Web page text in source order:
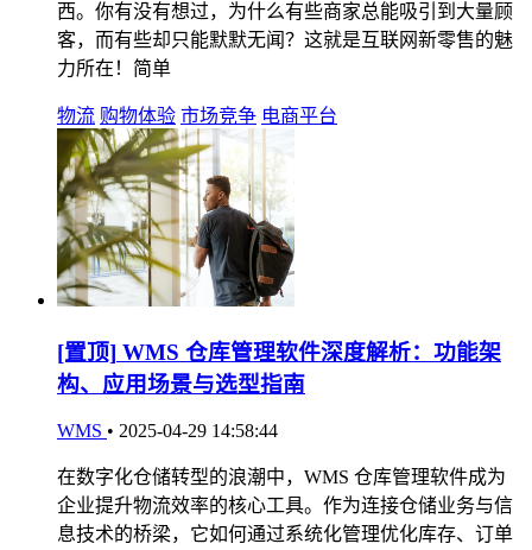
西。你有没有想过，为什么有些商家总能吸引到大量顾
客，而有些却只能默默无闻？这就是互联网新零售的魅
力所在！简单
物流 购物体验 市场竞争 电商平台
[置顶] WMS 仓库管理软件深度解析：功能架
构、应用场景与选型指南
WMS • 2025-04-29 14:58:44
在数字化仓储转型的浪潮中，WMS 仓库管理软件成为
企业提升物流效率的核心工具。作为连接仓储业务与信
息技术的桥梁，它如何通过系统化管理优化库存、订单